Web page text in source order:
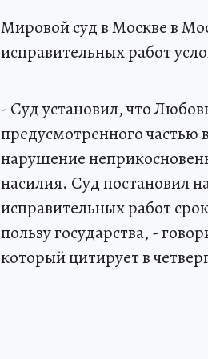
Мировой суд в Москве в
исправительных работ
- Суд установил, что
предусмотренного частью
нарушение
насилия. Суд постановил
исправительных работ
пользу государства, -
который цитирует в